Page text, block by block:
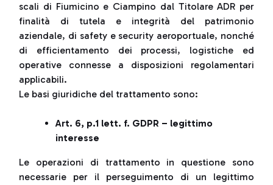
scali di Fiumicino e Ciampino dal Titolare ADR per
finalità di tutela e integrità del patrimonio
aziendale, di safety e security aeroportuale, nonché
di efficientamento dei processi, logistiche ed
operative connesse a disposizioni regolamentari
applicabili.
Le basi giuridiche del trattamento sono:
Art. 6, p.1 lett. f. GDPR – legittimo
interesse
Le operazioni di trattamento in questione sono
necessarie per il perseguimento di un legittimo